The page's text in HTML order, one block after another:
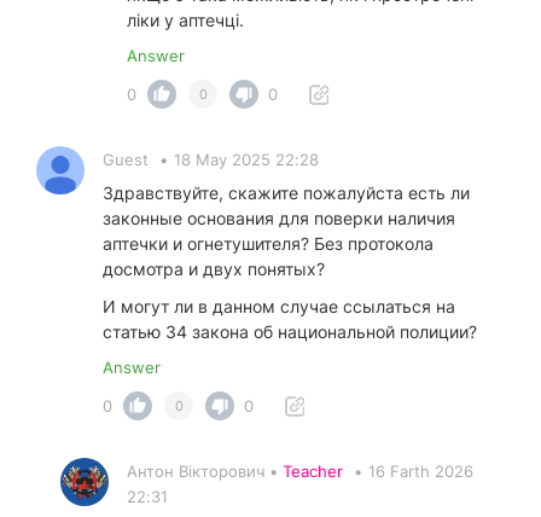
ліки у аптечці.
Answer
0
0 0
Guest • 18 May 2025 22:28
Здравствуйте, скажите пожалуйста есть ли
законные основания для поверки наличия
аптечки и огнетушителя? Без протокола
досмотра и двух понятых?
И могут ли в данном случае ссылаться на
статью 34 закона об национальной полиции?
Answer
0
0 0
Антон Вікторович • Teacher • 16 Farth 2026
22:31